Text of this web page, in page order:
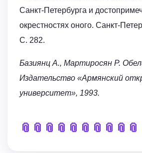
Санкт-Петербурга и
окрестностях оного. Санкт-
С. 282.
Базиянц А., Мартиросян Р.
Издательство «Армянский
университет», 1993.
📎 📎 📎 📎 📎 📎 📎 📎 📎 📎